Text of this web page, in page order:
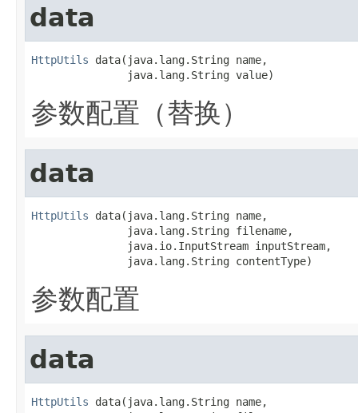
data
HttpUtils data(java.lang.String name,
               java.lang.String value)
参数配置（替换）
data
HttpUtils data(java.lang.String name,
               java.lang.String filename,
               java.io.InputStream inputStream,
               java.lang.String contentType)
参数配置
data
HttpUtils data(java.lang.String name,